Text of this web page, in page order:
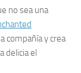
no sea una
compañía y crea
delicia el